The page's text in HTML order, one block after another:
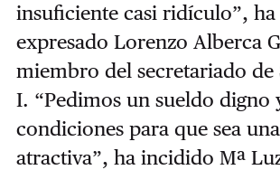
insuficiente casi ridículo”, ha
expresado Lorenzo Alberca
miembro del secretariado de
I. “Pedimos un sueldo digno
condiciones para que sea
atractiva”, ha incidido Mª